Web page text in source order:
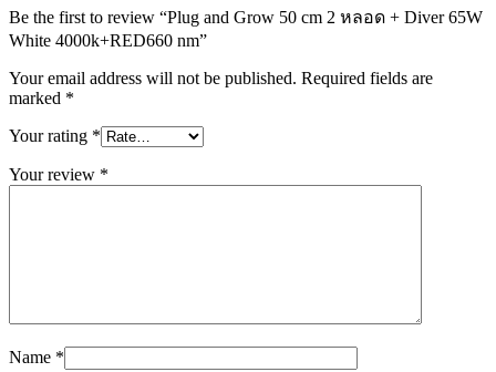
Be the first to review “Plug and Grow 50 cm 2 หลอด + Diver 65W
White 4000k+RED660 nm”
Your email address will not be published. Required fields are
marked *
Your rating *
Your review *
Name *